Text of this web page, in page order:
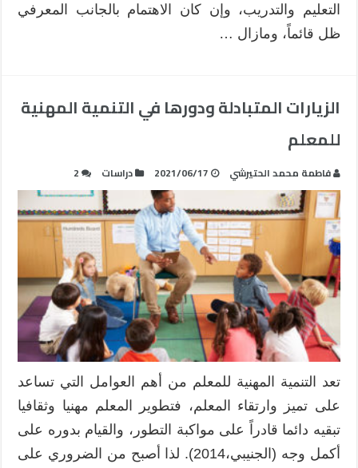
التعليم والتدريب، وإن كان الاهتمام بالجانب المعرفي
ظل قائماً، ومازال …
الزيارات المتبادلة ودورها في التنمية المهنية
للمعلم
فاطمة محمد الحتيرشي 2021/06/17 دراسات 2
تعد التنمية المهنية للمعلم من أهم العوامل التي تساعد
على تميز وارتقاء المعلم، فتطوير المعلم مهنيا وثقافيا
تبقيه دائما قادراً على مواكبة التطور، والقيام بدوره على
أكمل وجه (الجنيبي،2014). لذا أصبح من الضروري على